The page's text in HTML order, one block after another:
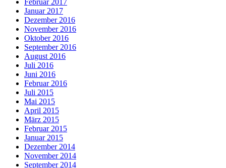
Februar 2017
Januar 2017
Dezember 2016
November 2016
Oktober 2016
September 2016
August 2016
Juli 2016
Juni 2016
Februar 2016
Juli 2015
Mai 2015
April 2015
März 2015
Februar 2015
Januar 2015
Dezember 2014
November 2014
September 2014